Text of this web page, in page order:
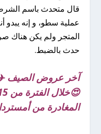
قال متحدث باسم
عملية سطو، و إنه
المتجر ولم يكن هناك
حدث بالضبط.
آخر عروض الصيف
😍خلال الفترة من 15 حتى 31 أغسطس – ذهاب
المغادرة من